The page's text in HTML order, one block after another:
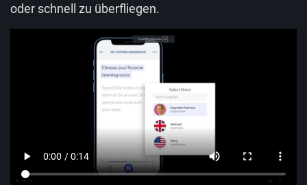
oder schnell zu überfliegen.